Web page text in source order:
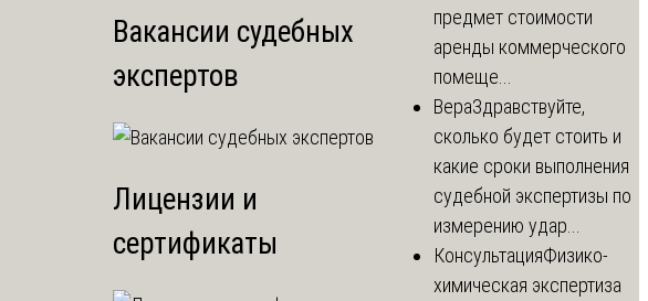
Вакансии судебных
экспертов
Лицензии и
сертификаты
предмет стоимости
аренды коммерческого
помеще...
ВераЗдравствуйте,
сколько будет стоить и
какие сроки выполнения
судебной экспертизы по
измерению удар...
КонсультацияФизико-
химическая экспертиза